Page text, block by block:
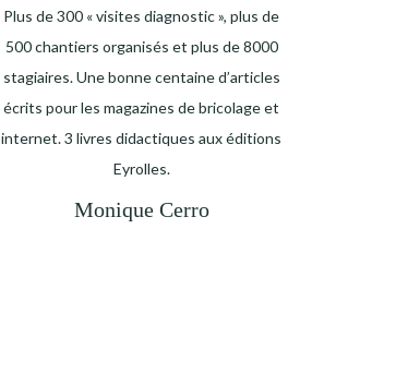
Plus de 300 « visites diagnostic », plus de
500 chantiers organisés et plus de 8000
stagiaires. Une bonne centaine d’articles
écrits pour les magazines de bricolage et
internet. 3 livres didactiques aux éditions
Eyrolles.
Monique Cerro